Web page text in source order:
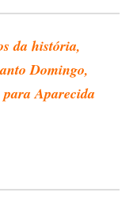
da história,
Domingo,
Aparecida